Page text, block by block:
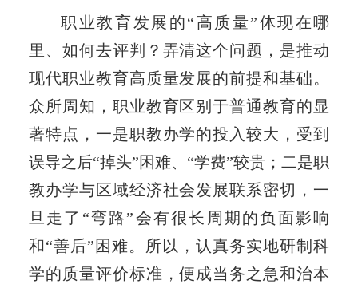
职业教育发展的“高质量”体现在哪
里、如何去评判？弄清这个问题，是推动
现代职业教育高质量发展的前提和基础。
众所周知，职业教育区别于普通教育的显
著特点，一是职教办学的投入较大，受到
误导之后“掉头”困难、“学费”较贵；二是职
教办学与区域经济社会发展联系密切，一
旦走了“弯路”会有很长周期的负面影响
和“善后”困难。所以，认真务实地研制科
学的质量评价标准，便成当务之急和治本